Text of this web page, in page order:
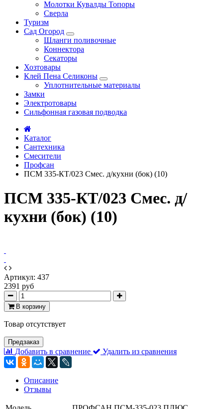
Молотки Кувалды Топоры
Сверла
Туризм
Сад Огород
Шланги поливочные
Коннектора
Секаторы
Хозтовары
Клей Пена Селиконы
Уплотнительные материалы
Замки
Электротовары
Сильфонная газовая подводка
Каталог
Сантехника
Смесители
Профсан
ПСМ 335-КТ/023 Смес. д/кухни (бок) (10)
ПСМ 335-КТ/023 Смес. д/
кухни (бок) (10)
Артикул: 437
2391 руб
В корзину
Товар отсутствует
Предзаказ
Добавить в сравнение Удалить из сравнения
Описание
Отзывы